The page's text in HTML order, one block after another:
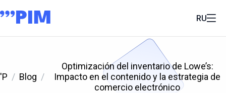
RU
'P Blog
Optimización del inventario de Lowe’s:
Impacto en el contenido y la estrategia de
comercio electrónico